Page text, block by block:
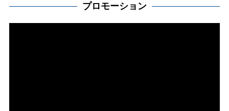
プロモーション